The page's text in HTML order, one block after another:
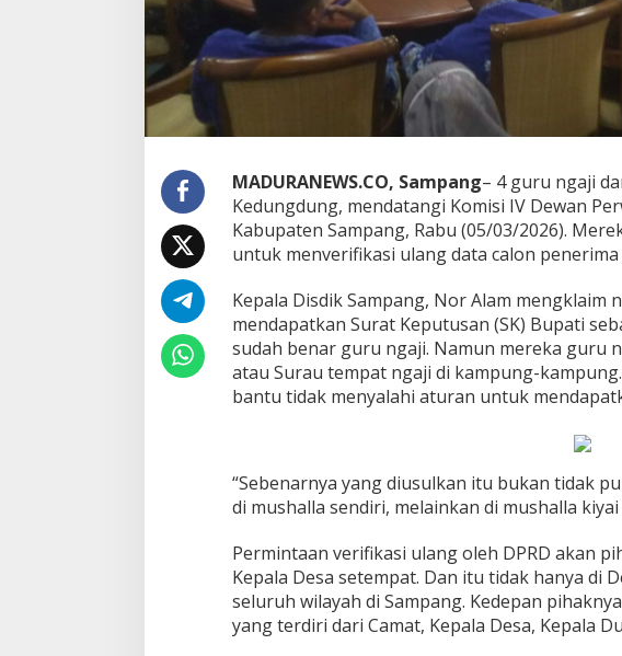
MADURANEWS.CO, Sampang– 4 guru ngaji
Kedungdung, mendatangi Komisi IV Dewan
Kabupaten Sampang, Rabu (05/03/2026).
untuk menverifikasi ulang data calon
Kepala Disdik Sampang, Nor Alam mengklaim
mendapatkan Surat Keputusan (SK) Bupati
sudah benar guru ngaji. Namun mereka guru
atau Surau tempat ngaji di kampung-
bantu tidak menyalahi aturan untuk
“Sebenarnya yang diusulkan itu bukan tidak
di mushalla sendiri, melainkan di mushalla kiyai
Permintaan verifikasi ulang oleh DPRD akan
Kepala Desa setempat. Dan itu tidak hanya di
seluruh wilayah di Sampang. Kedepan
yang terdiri dari Camat, Kepala Desa, Kepala